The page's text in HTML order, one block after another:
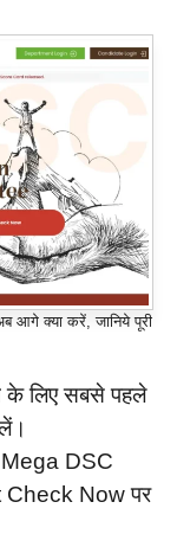
आगे क्या करें, जानिये पूरी
लिए सबसे पहले
Mega DSC
Check Now पर